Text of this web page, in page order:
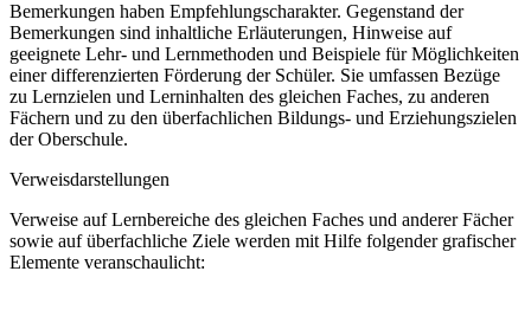
Bemerkungen haben Empfehlungscharakter. Gegenstand der
Bemerkungen sind inhaltliche Erläuterungen, Hinweise auf
geeignete Lehr- und Lernmethoden und Beispiele für Möglichkeiten
einer differenzierten Förderung der Schüler. Sie umfassen Bezüge
zu Lernzielen und Lerninhalten des gleichen Faches, zu anderen
Fächern und zu den überfachlichen Bildungs- und Erziehungszielen
der Oberschule.
Verweisdarstellungen
Verweise auf Lernbereiche des gleichen Faches und anderer Fächer
sowie auf überfachliche Ziele werden mit Hilfe folgender grafischer
Elemente veranschaulicht: